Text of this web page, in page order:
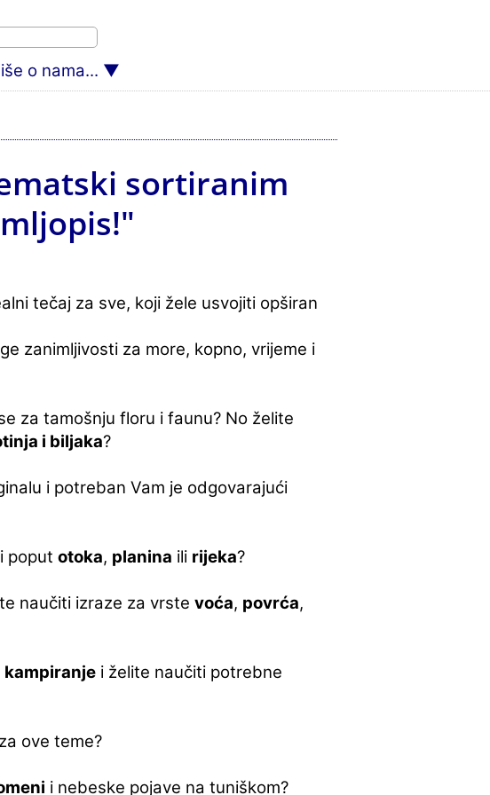
o nama...
sortiranim
tečaj za sve, koji žele usvojiti opširan
zanimljivosti za more, kopno, vrijeme i
za tamošnju floru i faunu? No želite
i biljaka?
i potreban Vam je odgovarajući
poput otoka, planina ili rijeka?
naučiti izraze za vrste voća, povrća,
kampiranje i želite naučiti potrebne
za ove teme?
i nebeske pojave na tuniškom?